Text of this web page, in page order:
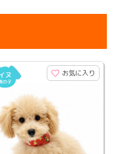
お気に入り